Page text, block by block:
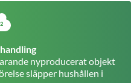
nyproducerat objekt
släpper hushållen i